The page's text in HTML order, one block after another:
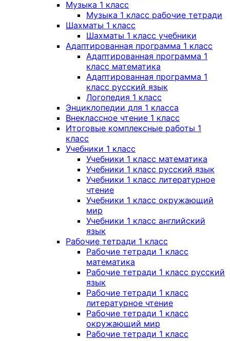
Музыка 1 класс
Музыка 1 класс рабочие тетради
Шахматы 1 класс
Шахматы 1 класс учебники
Адаптированная программа 1 класс
Адаптированная программа 1
класс математика
Адаптированная программа 1
класс русский язык
Логопедия 1 класс
Энциклопедии для 1 класса
Внеклассное чтение 1 класс
Итоговые комплексные работы 1
класс
Учебники 1 класс
Учебники 1 класс математика
Учебники 1 класс русский язык
Учебники 1 класс литературное
чтение
Учебники 1 класс окружающий
мир
Учебники 1 класс английский
язык
Рабочие тетради 1 класс
Рабочие тетради 1 класс
математика
Рабочие тетради 1 класс русский
язык
Рабочие тетради 1 класс
литературное чтение
Рабочие тетради 1 класс
окружающий мир
Рабочие тетради 1 класс